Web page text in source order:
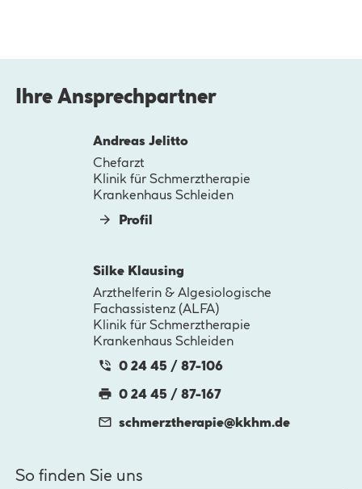
Ihre Ansprechpartner
Andreas Jelitto
Chefarzt
Klinik für Schmerztherapie
Krankenhaus Schleiden
Profil
Silke Klausing
Arzthelferin & Algesiologische
Fachassistenz (ALFA)
Klinik für Schmerztherapie
Krankenhaus Schleiden
0 24 45 / 87-106
0 24 45 / 87-167
schmerztherapie@kkhm.de
So finden Sie uns